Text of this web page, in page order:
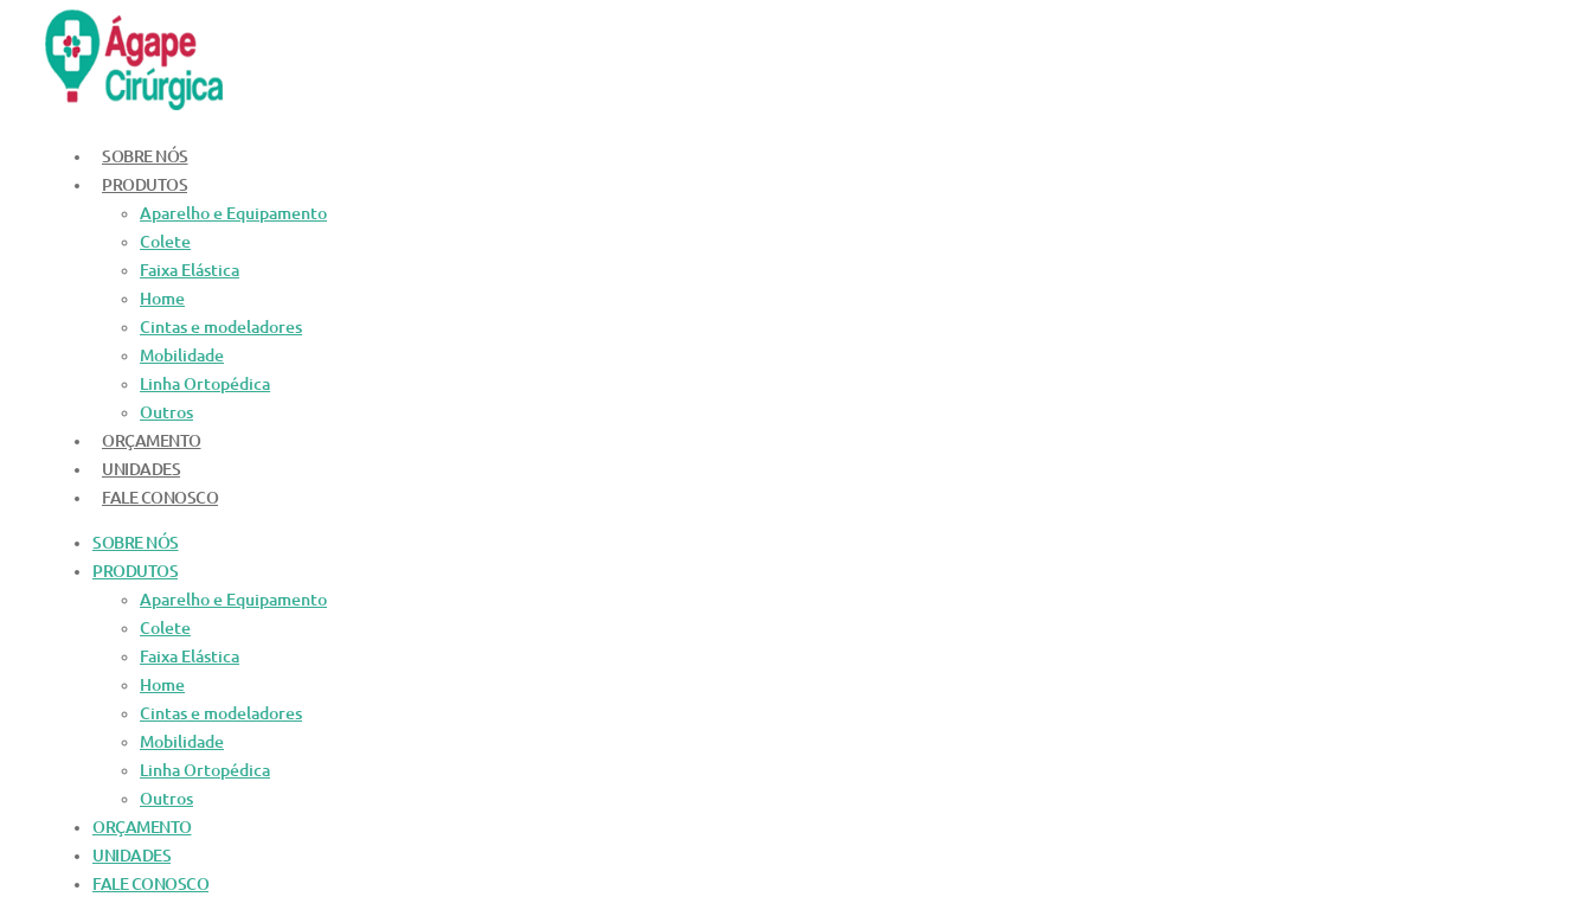
conteúdo
SOBRE NÓS
PRODUTOS
Aparelho e Equipamento
Colete
Faixa Elástica
Home
Cintas e modeladores
Mobilidade
Linha Ortopédica
Outros
ORÇAMENTO
UNIDADES
FALE CONOSCO
SOBRE NÓS
PRODUTOS
Aparelho e Equipamento
Colete
Faixa Elástica
Home
Cintas e modeladores
Mobilidade
Linha Ortopédica
Outros
ORÇAMENTO
UNIDADES
FALE CONOSCO